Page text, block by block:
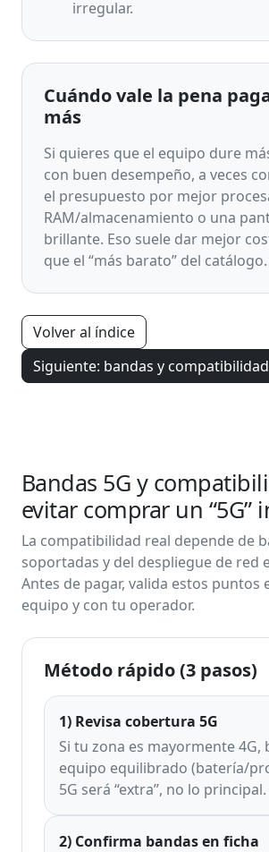
irregular.
Cuándo vale la pena
más
Si quieres que el equipo dure
con buen desempeño, a veces
el presupuesto por mejor
RAM/almacenamiento o una
brillante. Eso suele dar mejor
que el “más barato” del catálogo.
Volver al índice
Siguiente: bandas y compatibilidad
Bandas 5G y
evitar comprar un “5G”
La compatibilidad real depende de
soportadas y del despliegue de red
Antes de pagar, valida estos puntos
equipo y con tu operador.
Método rápido (3 pasos)
1) Revisa cobertura 5G
Si tu zona es mayormente 4G,
equipo equilibrado (batería/
5G será “extra”, no lo principal.
2) Confirma bandas en ficha